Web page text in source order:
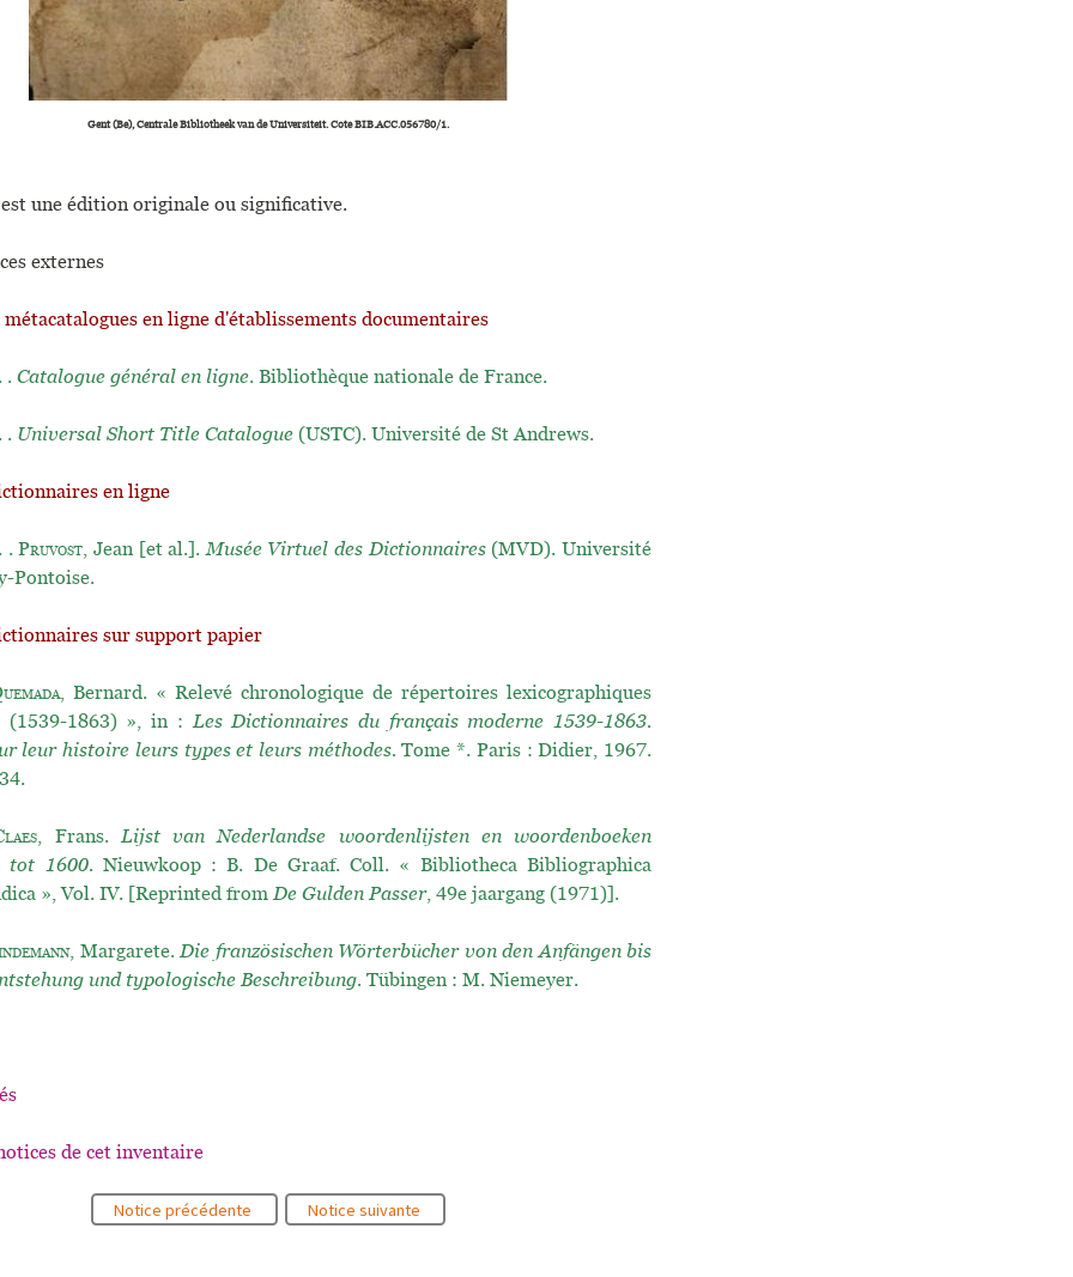
Gent (Be), Centrale Bibliotheek van de Universiteit. Cote BIB.ACC.056780/1.
une édition originale ou significative.
externes
métacatalogues en ligne d'établissements documentaires
. Catalogue général en ligne. Bibliothèque nationale de France.
. Universal Short Title Catalogue (USTC). Université de St Andrews.
en ligne
.Pruvost, Jean [et al.].Musée Virtuel des Dictionnaires(MVD). Université
Pontoise.
sur support papier
, Bernard. « Relevé chronologique de répertoires lexicographiques
(1539-1863) », in :Les Dictionnaires du français moderne 1539-1863.
leur histoire leurs types et leurs méthodes. Tome *. Paris : Didier, 1967.
, Frans.Lijst van Nederlandse woordenlijsten en woordenboeken
tot 1600. Nieuwkoop : B. De Graaf. Coll. « Bibliotheca Bibliographica
», Vol. IV. [Reprinted fromDe Gulden Passer, 49e jaargang (1971)].
, Margarete.Die französischen Wörterbücher von den Anfängen bis
und typologische Beschreibung. Tübingen : M. Niemeyer.
de cet inventaire
Notice précédente Notice suivante